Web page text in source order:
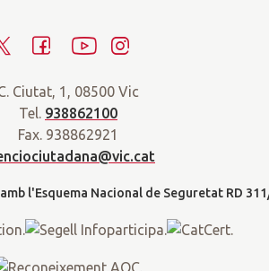
i
t
t
c
e
b
o
k
Y
u
t
u
s
a
a
m
Ciutat, 1, 08500 Vic
Tel. 938862100
Fax. 938862921
t